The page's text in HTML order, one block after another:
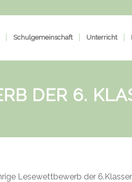
Schulgemeinschaft Unterricht
DER 6.
Lesewettbewerb der